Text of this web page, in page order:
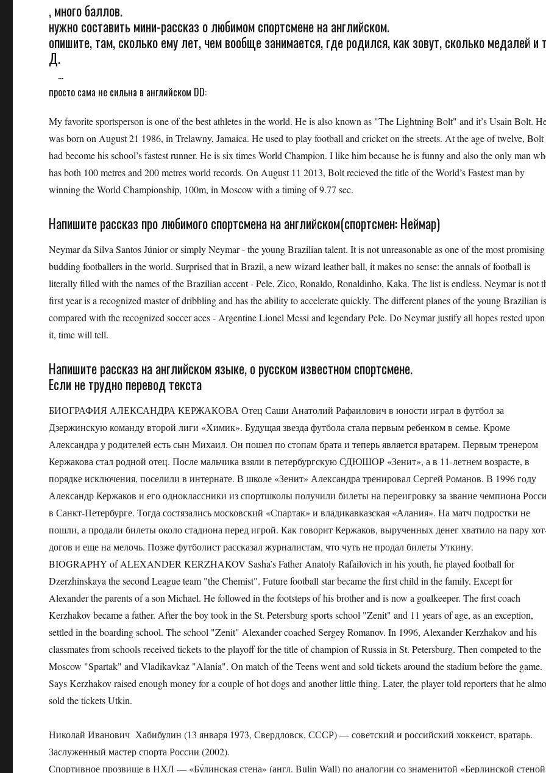
, много баллов.
нужно составить мини-рассказ о любимом спортсмене на английском.
опишите, там, сколько ему лет, чем вообще занимается, где родился, как зовут, сколько медалей и
Д.
...
просто сама не сильна в английском DD:
My favorite sportsperson is one of the best athletes in the world. He is also known as "The Lightning Bolt" and it’s Usain Bolt.
was born on August 21 1986, in Trelawny, Jamaica. He used to play football and cricket on the streets. At the age of twelve, Bolt
had become his school’s fastest runner. He is six times World Champion. I like him because he is funny and also the only man
has both 100 metres and 200 metres world records. On August 11 2013, Bolt recieved the title of the World’s Fastest man by
winning the World Championship, 100m, in Moscow with a timing of 9.77 sec.
Напишите рассказ про любимого спортсмена на английском(спортсмен: Неймар)
Neymar da Silva Santos Júnior or simply Neymar - the young Brazilian talent. It is not unreasonable as one of the most promising
budding footballers in the world. Surprised that in Brazil, a new wizard leather ball, it makes no sense: the annals of football is
literally filled with the names of the Brazilian accent - Pele, Zico, Ronaldo, Ronaldinho, Kaka. The list is endless. Neymar is not
first year is a recognized master of dribbling and has the ability to accelerate quickly. The different planes of the young Brazilian
compared with the recognized soccer aces - Argentine Lionel Messi and legendary Pele. Do Neymar justify all hopes rested upon
it, time will tell.
Напишите рассказ на английском языке, о русском известном спортсмене.
Если не трудно перевод текста
БИОГРАФИЯ АЛЕКСАНДРА КЕРЖАКОВА Отец Саши Анатолий Рафаилович в юности играл в футбол за
Дзержинскую команду второй лиги «Химик». Будущая звезда футбола стала первым ребенком в семье. Кроме
Александра у родителей есть сын Михаил. Он пошел по стопам брата и теперь является вратарем. Первым тренером
Кержакова стал родной отец. После мальчика взяли в петербургскую СДЮШОР «Зенит», а в 11-летнем возрасте, в
порядке исключения, поселили в интернате. В школе «Зенит» Александра тренировал Сергей Романов. В 1996 году
Александр Кержаков и его одноклассники из спортшколы получили билеты на переигровку за звание чемпиона
в Санкт-Петербурге. Тогда состязались московский «Спартак» и владикавказская «Алания». На матч подростки не
пошли, а продали билеты около стадиона перед игрой. Как говорит Кержаков, вырученных денег хватило на пару
догов и еще на мелочь. Позже футболист рассказал журналистам, что чуть не продал билеты Уткину.
BIOGRAPHY of ALEXANDER KERZHAKOV Sasha’s Father Anatoly Rafailovich in his youth, he played football for
Dzerzhinskaya the second League team "the Chemist". Future football star became the first child in the family. Except for
Alexander the parents of a son Michael. He followed in the footsteps of his brother and is now a goalkeeper. The first coach
Kerzhakov became a father. After the boy took in the St. Petersburg sports school "Zenit" and 11 years of age, as an exception,
settled in the boarding school. The school "Zenit" Alexander coached Sergey Romanov. In 1996, Alexander Kerzhakov and his
classmates from schools received tickets to the playoff for the title of champion of Russia in St. Petersburg. Then competed to the
Moscow "Spartak" and Vladikavkaz "Alania". On match of the Teens went and sold tickets around the stadium before the game.
Says Kerzhakov raised enough money for a couple of hot dogs and another little thing. Later, the player told reporters that he
sold the tickets Utkin.
Николай Иванович Хабибулин (13 января 1973, Свердловск, СССР) — советский и российский хоккеист, вратарь.
Заслуженный мастер спорта России (2002).
Спортивное прозвище в НХЛ — «Бу́линская стена» (англ. Bulin Wall) по аналогии со знаменитой «Берлинской